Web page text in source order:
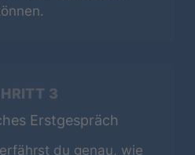
3
Erstgespräch
du genau, wie
6 7 8